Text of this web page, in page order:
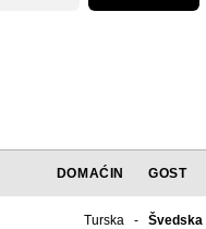
DOMAĆIN GOST
Turska - Švedska